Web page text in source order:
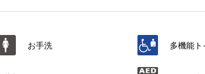
お手洗 多機能ト